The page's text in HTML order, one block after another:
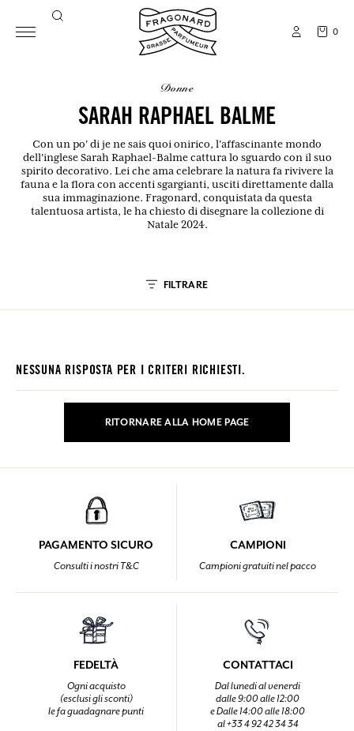
0
donne
SARAH RAPHAEL BALME
Con un po' di je ne sais quoi onirico, l'affascinante mondo
dell'inglese Sarah Raphael-Balme cattura lo sguardo con il suo
spirito decorativo. Lei che ama celebrare la natura fa rivivere la
fauna e la flora con accenti sgargianti, usciti direttamente dalla
sua immaginazione. Fragonard, conquistata da questa
talentuosa artista, le ha chiesto di disegnare la collezione di
Natale 2024.
FILTRARE
NESSUNA RISPOSTA PER I CRITERI RICHIESTI.
RITORNARE ALLA HOME PAGE
PAGAMENTO SICURO
Consulti i nostri T&C
CAMPIONI
Campioni gratuiti nel pacco
FEDELTÀ
Ogni acquisto
(esclusi gli sconti)
le fa guadagnare punti
CONTATTACI
Dal lunedi al venerdi
dalle 9:00 alle 12:00
e Dalle 14:00 alle 18:00
al +33 4 92 42 34 34